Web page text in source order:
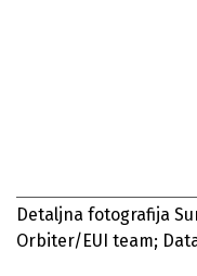
Detaljna fotografija
Orbiter/EUI team;